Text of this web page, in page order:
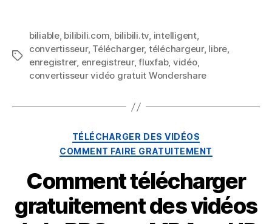
Bilibili
gratuits
Mots
biliable, bilibili.com, bilibili.tv, intelligent,
convertisseur, Télécharger, téléchargeur, libre,
enregistrer, enregistreur,fluxfab, vidéo,
convertisseur vidéo gratuit Wondershare
Catégories
TÉLÉCHARGER DES VIDÉOS
COMMENT FAIRE GRATUITEMENT
Comment télécharger
gratuitement des vidéos